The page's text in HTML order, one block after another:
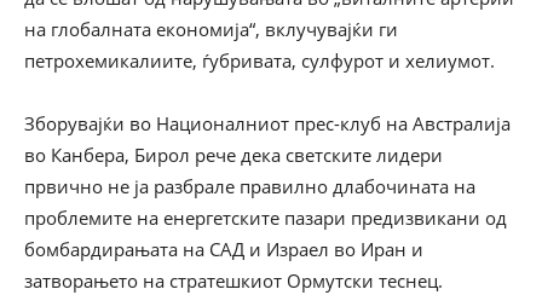
на глобалната економија“, вклучувајќи ги
петрохемикалиите, ѓубривата, сулфурот и хелиумот.
Зборувајќи во Националниот прес-клуб на Австралија
во Канбера, Бирол рече дека светските лидери
првично не ја разбрале правилно длабочината на
проблемите на енергетските пазари предизвикани од
бомбардирањата на САД и Израел во Иран и
затворањето на стратешкиот Ормутски теснец.